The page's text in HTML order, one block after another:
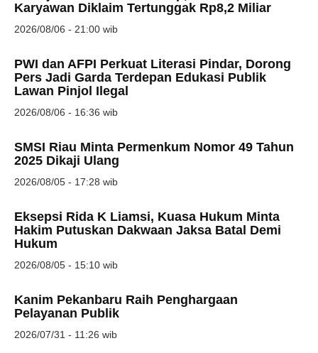
Karyawan Diklaim Tertunggak Rp8,2 Miliar
2026/08/06 - 21:00 wib
PWI dan AFPI Perkuat Literasi Pindar, Dorong
Pers Jadi Garda Terdepan Edukasi Publik
Lawan Pinjol Ilegal
2026/08/06 - 16:36 wib
SMSI Riau Minta Permenkum Nomor 49 Tahun
2025 Dikaji Ulang
2026/08/05 - 17:28 wib
Eksepsi Rida K Liamsi, Kuasa Hukum Minta
Hakim Putuskan Dakwaan Jaksa Batal Demi
Hukum
2026/08/05 - 15:10 wib
Kanim Pekanbaru Raih Penghargaan
Pelayanan Publik
2026/07/31 - 11:26 wib